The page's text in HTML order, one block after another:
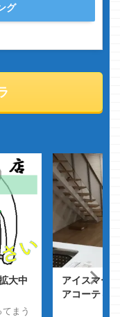
グ
大中
まう
アイスマー
アコーティ